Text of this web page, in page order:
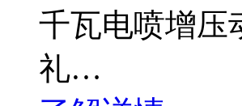
千瓦电喷增压
礼…